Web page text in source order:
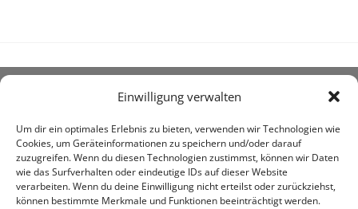
Einwilligung verwalten
Um dir ein optimales Erlebnis zu bieten, verwenden wir Technologien wie
Cookies, um Geräteinformationen zu speichern und/oder darauf
zuzugreifen. Wenn du diesen Technologien zustimmst, können wir Daten
wie das Surfverhalten oder eindeutige IDs auf dieser Website
verarbeiten. Wenn du deine Einwilligung nicht erteilst oder zurückziehst,
können bestimmte Merkmale und Funktionen beeinträchtigt werden.